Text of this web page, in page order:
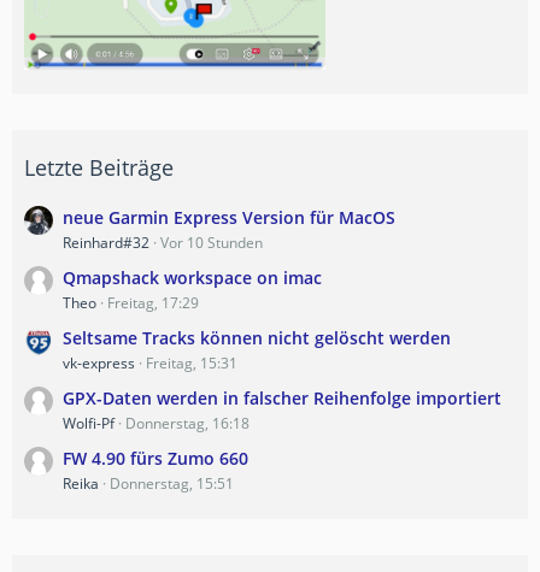
Letzte Beiträge
neue Garmin Express Version für MacOS
Reinhard#32 Vor 10 Stunden
Qmapshack workspace on imac
Theo Freitag, 17:29
Seltsame Tracks können nicht gelöscht werden
vk-express Freitag, 15:31
GPX-Daten werden in falscher Reihenfolge importiert
Wolfi-Pf Donnerstag, 16:18
FW 4.90 fürs Zumo 660
Reika Donnerstag, 15:51